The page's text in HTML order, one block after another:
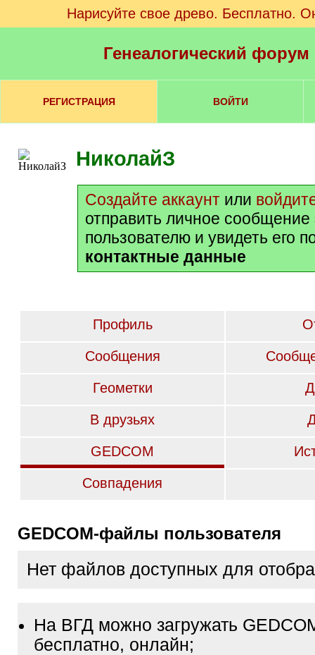
Нарисуйте свое древо. Бесплатно.
Генеалогический
РЕГИСТРАЦИЯ ВОЙТИ
НиколайЗ
Создайте аккаунт или
отправить личное сообщение
пользователю и увидеть его
контактные данные
Профиль
Сообщения
Геометки
В друзьях
GEDCOM
Совпадения
GEDCOM-файлы пользователя
Нет файлов доступных для
На ВГД можно загружать
бесплатно, онлайн;